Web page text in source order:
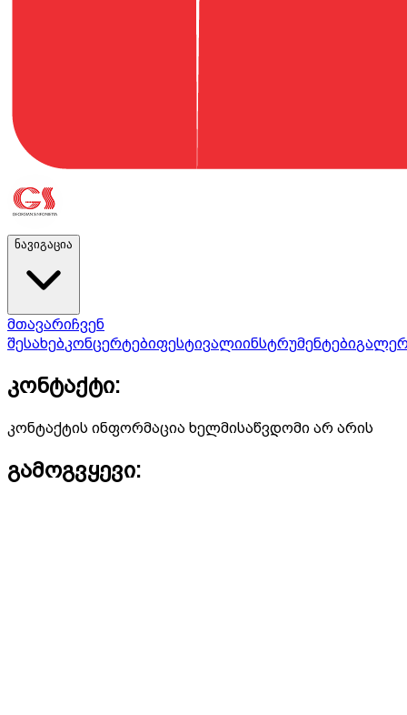
ნავიგაცია
მთავარიჩვენ
შესახებკონცერტებიფესტივალიინსტრუმენტები
კონტაქტი:
კონტაქტის ინფორმაცია ხელმისაწვდომი არ არის
გამოგვყევი: